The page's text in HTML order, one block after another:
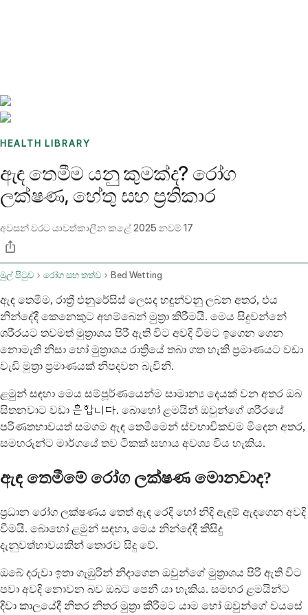
HEALTH LIBRARY
ඇඳ තෙමීම යනු කුමක්ද? රෝග
ලක්ෂණ, හේතු සහ ප්‍රතිකාර
අවසන් වරට යාවත්කාලීන කළේ2025 නවම් 17
මුල් පිටුව රෝග සහ තත්ව Bed Wetting
ඇඳ තෙමීම, රාත්‍රී එනුරේසිස් ලෙසද හඳුන්වනු ලබන අතර, එය
නින්දේදී කෙනෙකුට අහම්බෙන් මුත්‍රා කිරීමයි. මෙය සිදුවන්නේ
ශරීරයට තවමත් මුත්‍රාශය පිරී ඇති විට අවදි වීමට ඉගෙන ගෙන
නොමැති නිසා හෝ මුත්‍රාශය රාත්‍රියේ තබා ගත හැකි ප්‍රමාණයට වඩා
වැඩි මුත්‍රා ප්‍රමාණයක් නිපදවන බැවිනි.
ළමුන් සඳහා මෙය සම්පූර්ණයෙන්ම සාමාන්‍ය දෙයක් වන අතර ඔබ
සිතනවාට වඩා 흔합니다. බොහෝ ළමයින් ඔවුන්ගේ ශරීරයේ
පරිණතභාවයත් සමගම ඇඳ තෙමීමෙන් ස්වභාවිකවම මිදෙන අතර,
සමහරුන්ට මාර්ගයේ තව ටිකක් සහාය අවශ්‍ය විය හැකිය.
ඇඳ තෙමීමේ රෝග ලක්ෂණ මොනවාද?
ප්‍රධාන රෝග ලක්ෂණය තෙත් ඇඳ රෙදි හෝ නිදි ඇඳුම් ඇඳගෙන අවදි
වීමයි. බොහෝ ළමුන් සඳහා, මෙය නින්දේදී කිසිදු
දැනුවත්භාවයකින් තොරව සිදු වේ.
ඔබේ දරුවා ඉතා ගැඹුරින් නිදාගෙන ඔවුන්ගේ මුත්‍රාශය පිරී ඇති විට
පවා අවදි නොවන බව ඔබට පෙනී යා හැකිය. සමහර ළමයින්ට
දිවා කාලයේදී නිතර නිතර මුත්‍රා කිරීමට යාම හෝ ඔවුන්ගේ වයසේ